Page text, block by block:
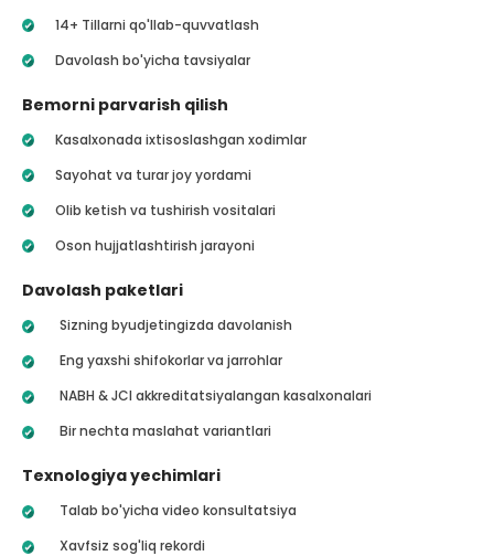
14+ Tillarni qo'llab-quvvatlash
Davolash bo'yicha tavsiyalar
Bemorni parvarish qilish
Kasalxonada ixtisoslashgan xodimlar
Sayohat va turar joy yordami
Olib ketish va tushirish vositalari
Oson hujjatlashtirish jarayoni
Davolash paketlari
Sizning byudjetingizda davolanish
Eng yaxshi shifokorlar va jarrohlar
NABH & JCI akkreditatsiyalangan kasalxonalari
Bir nechta maslahat variantlari
Texnologiya yechimlari
Talab bo'yicha video konsultatsiya
Xavfsiz sog'liq rekordi